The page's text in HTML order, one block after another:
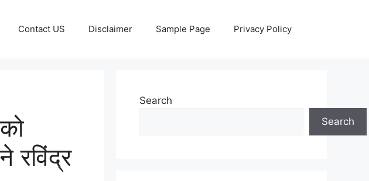
Contact US Disclaimer Sample Page Privacy Policy
रविंद्र
Search
Search